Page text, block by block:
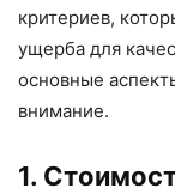
критериев,
ущерба для
основные
внимание.
1.